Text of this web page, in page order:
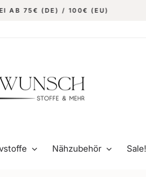
AB 75€ (DE) / 100€ (EU)
Nähzubehör Sale!